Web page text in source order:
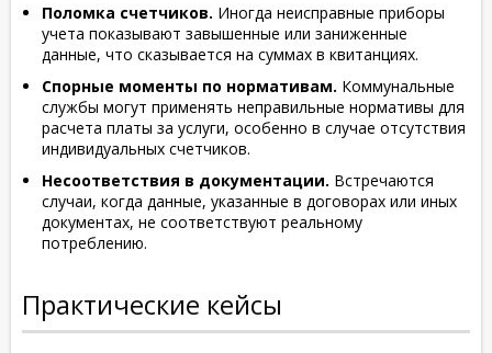
Поломка счетчиков. Иногда неисправные приборы
учета показывают завышенные или заниженные
данные, что сказывается на суммах в квитанциях.
Спорные моменты по нормативам. Коммунальные
службы могут применять неправильные нормативы для
расчета платы за услуги, особенно в случае отсутствия
индивидуальных счетчиков.
Несоответствия в документации. Встречаются
случаи, когда данные, указанные в договорах или иных
документах, не соответствуют реальному
потреблению.
Практические кейсы